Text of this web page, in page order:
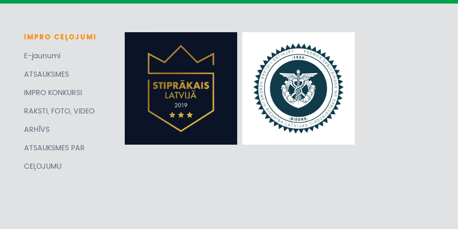
IMPROCEĻOJUMI
E-jaunumi
ATSAUKSMES
IMPRO KONKURSI
RAKSTI, FOTO, VIDEO
ARHĪVS
ATSAUKSMES PAR
CEĻOJUMU